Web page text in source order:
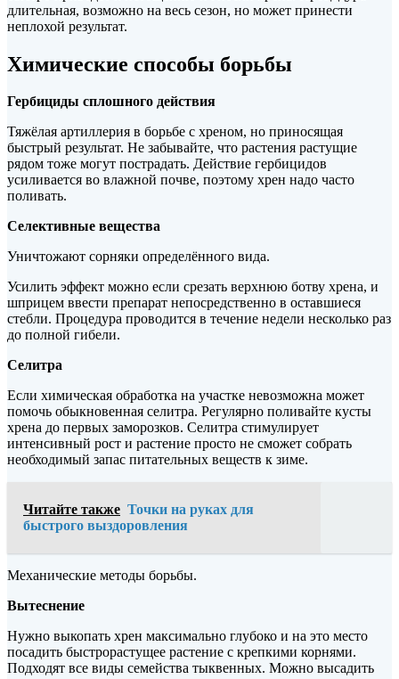
длительная, возможно на весь сезон, но может принести
неплохой результат.
Химические способы борьбы
Гербициды сплошного действия
Тяжёлая артиллерия в борьбе с хреном, но приносящая
быстрый результат. Не забывайте, что растения растущие
рядом тоже могут пострадать. Действие гербицидов
усиливается во влажной почве, поэтому хрен надо часто
поливать.
Селективные вещества
Уничтожают сорняки определённого вида.
Усилить эффект можно если срезать верхнюю ботву хрена, и
шприцем ввести препарат непосредственно в оставшиеся
стебли. Процедура проводится в течение недели несколько раз
до полной гибели.
Селитра
Если химическая обработка на участке невозможна может
помочь обыкновенная селитра. Регулярно поливайте кусты
хрена до первых заморозков. Селитра стимулирует
интенсивный рост и растение просто не сможет собрать
необходимый запас питательных веществ к зиме.
Читайте также Точки на руках для
быстрого выздоровления
Механические методы борьбы.
Вытеснение
Нужно выкопать хрен максимально глубоко и на это место
посадить быстрорастущее растение с крепкими корнями.
Подходят все виды семейства тыквенных. Можно высадить